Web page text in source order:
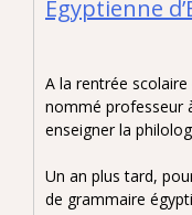
Egyptienne
A la rentrée
nommé professeur
enseigner la
Un an plus tard,
de grammaire